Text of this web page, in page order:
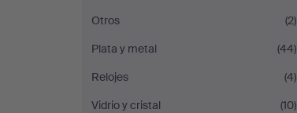
Otros
(2)
Plata y metal
(44)
Relojes
(4)
Vidrio y cristal
(10)